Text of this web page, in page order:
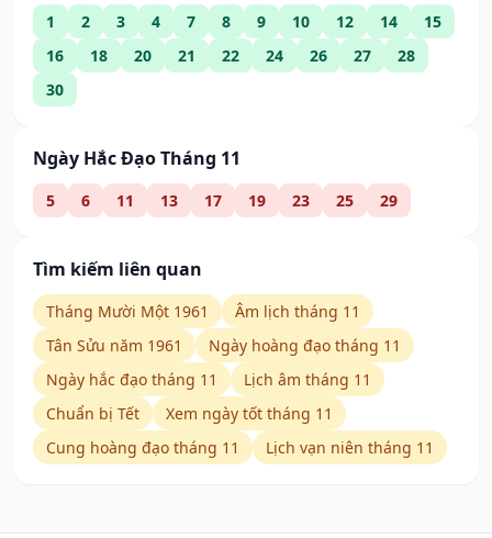
1 2 3 4 7 8 9 10 12 14
15
16
18 20 21 22 24 26 27
28
30
Ngày Hắc Đạo Tháng 11
5 6 11 13 17 19 23 25 29
Tìm kiếm liên quan
Tháng Mười Một 1961
Âm lịch tháng 11
Tân Sửu năm 1961
Ngày hoàng đạo tháng 11
Ngày hắc đạo tháng 11
Lịch âm tháng 11
Chuẩn bị Tết
Xem ngày tốt tháng 11
Cung hoàng đạo tháng 11
Lịch vạn niên tháng 11